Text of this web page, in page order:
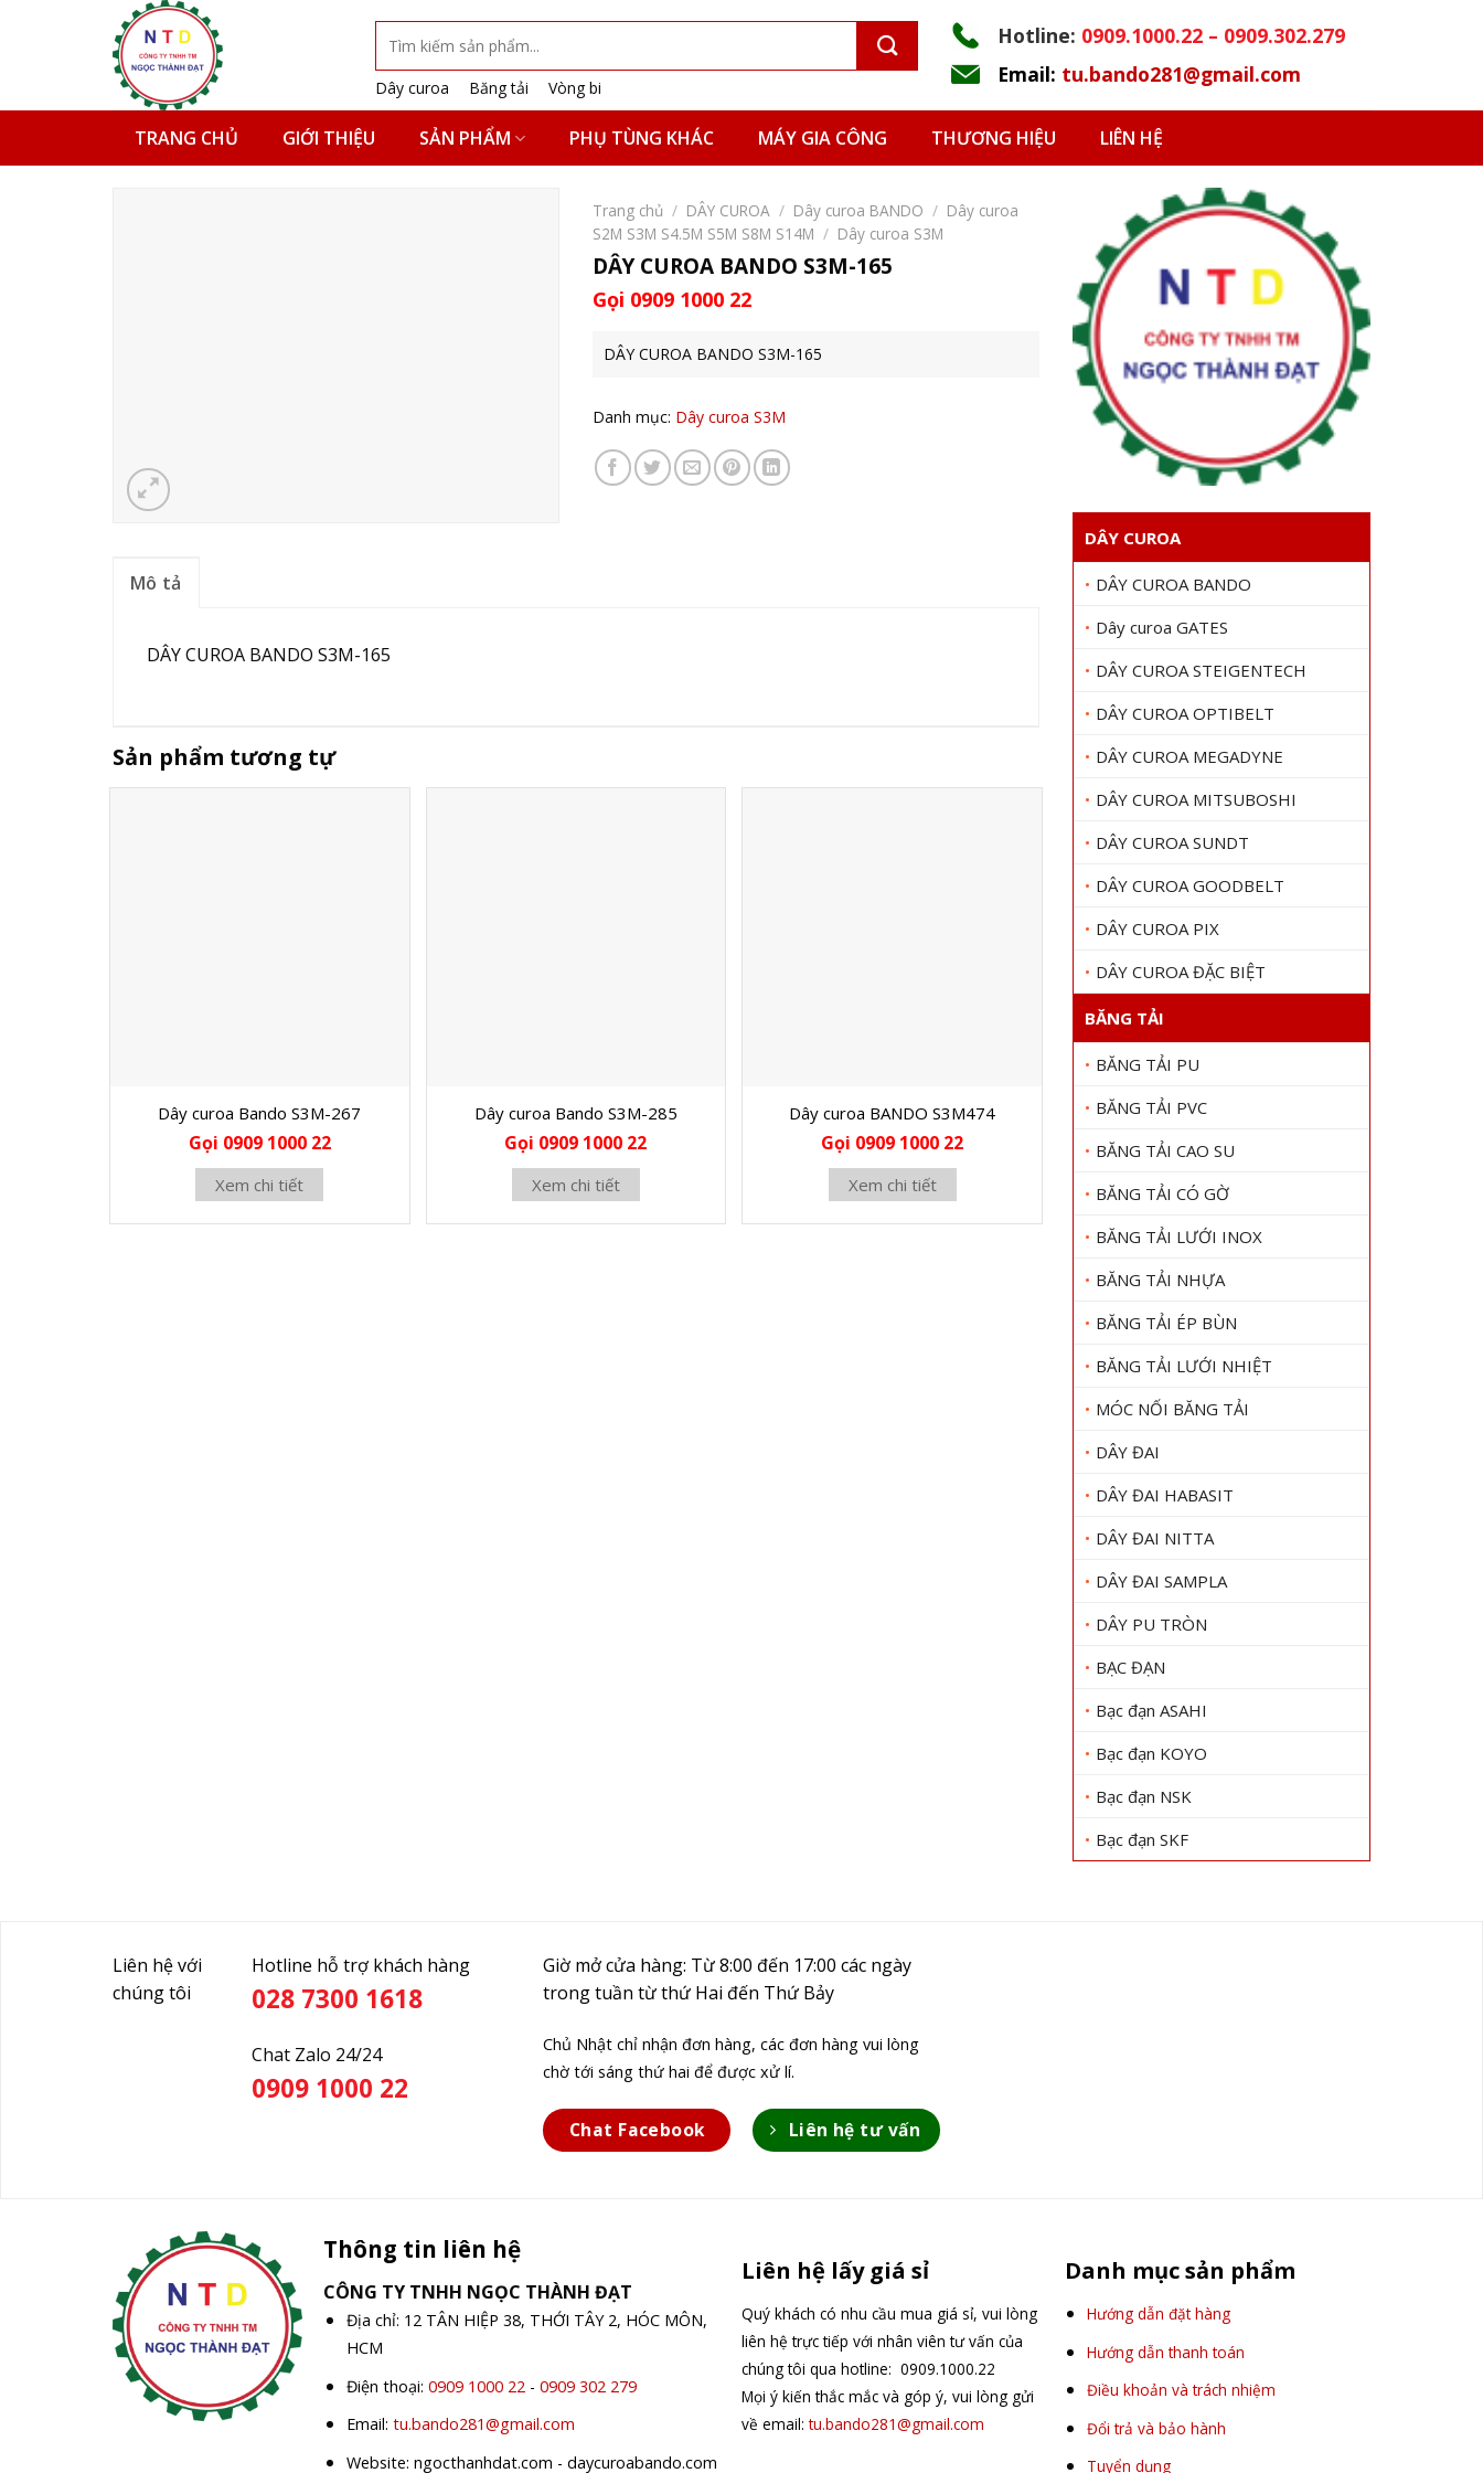
kiếm:
Dây curoa
Băng tải Vòng bi
Hotline: 0909.1000.22 – 0909.302.279
Email: tu.bando281@gmail.com
TRANG CHỦ GIỚI THIỆU SẢN PHẨM PHỤ TÙNG KHÁC MÁY GIA CÔNG THƯƠNG HIỆU LIÊN HỆ
DÂY CUROA
DÂY CUROA BANDO
Dây curoa GATES
DÂY CUROA STEIGENTECH
DÂY CUROA OPTIBELT
DÂY CUROA MEGADYNE
DÂY CUROA MITSUBOSHI
DÂY CUROA SUNDT
DÂY CUROA GOODBELT
DÂY CUROA PIX
DÂY CUROA ĐẶC BIỆT
BĂNG TẢI
BĂNG TẢI PU
BĂNG TẢI PVC
BĂNG TẢI CAO SU
BĂNG TẢI CÓ GỜ
BĂNG TẢI LƯỚI INOX
BĂNG TẢI NHỰA
BĂNG TẢI ÉP BÙN
BĂNG TẢI LƯỚI NHIỆT
MÓC NỐI BĂNG TẢI
DÂY ĐAI
DÂY ĐAI HABASIT
DÂY ĐAI NITTA
DÂY ĐAI SAMPLA
DÂY PU TRÒN
BẠC ĐẠN
Bạc đạn ASAHI
Bạc đạn KOYO
Bạc đạn NSK
Bạc đạn SKF
Trang chủ / DÂY CUROA / Dây curoa BANDO / Dây curoa
S2M S3M S4.5M S5M S8M S14M / Dây curoa S3M
DÂY CUROA BANDO S3M-165
Gọi 0909 1000 22
DÂY CUROA BANDO S3M-165
Danh mục: Dây curoa S3M
Mô tả
DÂY CUROA BANDO S3M-165
Sản phẩm tương tự
Dây curoa Bando S3M-267
Gọi 0909 1000 22
Xem chi tiết
Dây curoa Bando S3M-285
Gọi 0909 1000 22
Xem chi tiết
Dây curoa BANDO S3M474
Gọi 0909 1000 22
Xem chi tiết
Dây curoa Bando S3M402
Gọi 0909 1000 22
Xem chi tiết
Liên hệ với
chúng tôi
Hotline hỗ trợ khách hàng
028 7300 1618
Chat Zalo 24/24
0909 1000 22
Giờ mở cửa hàng: Từ 8:00 đến 17:00 các ngày
trong tuần từ thứ Hai đến Thứ Bảy
Chủ Nhật chỉ nhận đơn hàng, các đơn hàng vui lòng
chờ tới sáng thứ hai để được xử lí.
Chat Facebook Liên hệ tư vấn
Thông tin liên hệ
CÔNG TY TNHH NGỌC THÀNH ĐẠT
Địa chỉ: 12 TÂN HIỆP 38, THỚI TÂY 2, HÓC MÔN,
HCM
Điện thoại:0909 1000 22 -0909 302 279
Email:tu.bando281@gmail.com
Website: ngocthanhdat.com - daycuroabando.com
Liên hệ lấy giá sỉ
Quý khách có nhu cầu mua giá sỉ, vui lòng
liên hệ trực tiếp với nhân viên tư vấn của
chúng tôi qua hotline: 0909.1000.22
Mọi ý kiến thắc mắc và góp ý, vui lòng gửi
về email:tu.bando281@gmail.com
Danh mục sản phẩm
Hướng dẫn đặt hàng
Hướng dẫn thanh toán
Điều khoản và trách nhiệm
Đổi trả và bảo hành
Tuyển dụng